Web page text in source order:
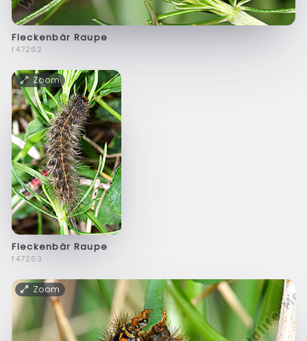
Fleckenbär Raupe
f47262
Zoom
Fleckenbär Raupe
f47263
Zoom